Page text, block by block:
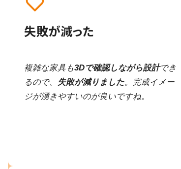
失敗が減った
複雑な家具も3Dで確認しながら設計でき
るので、
失敗が減りました。完成イメー
ジが湧きやすいのが良いですね。